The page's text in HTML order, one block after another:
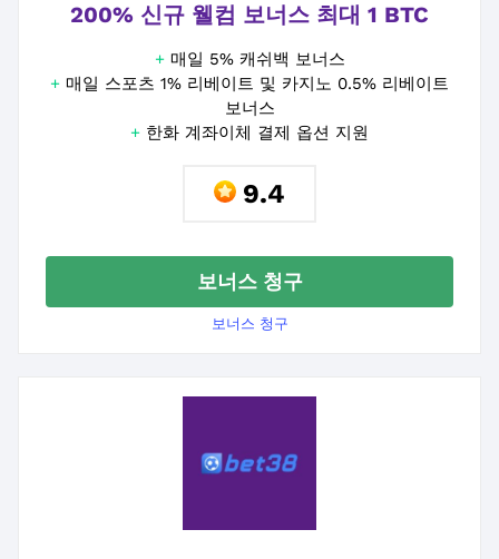
200% 신규 웰컴 보너스 최대 1 BTC
+ 매일 5% 캐쉬백 보너스
+ 매일 스포츠 1% 리베이트 및 카지노 0.5% 리베이트
보너스
+ 한화 계좌이체 결제 옵션 지원
9.4
보너스 청구
보너스 청구